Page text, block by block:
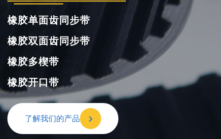
橡胶单面齿同步带
橡胶双面齿同步带
橡胶多楔带
橡胶开口带
了解我们的产品